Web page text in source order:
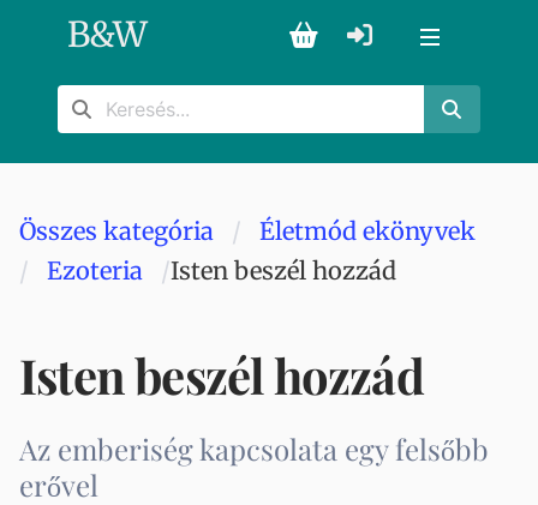
B&W
Összes kategória
Életmód ekönyvek
Ezoteria
Isten beszél hozzád
Isten beszél hozzád
Az emberiség kapcsolata egy felsőbb
erővel